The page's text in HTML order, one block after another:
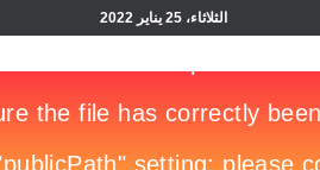
الثلاثاء، 25 يناير 2022